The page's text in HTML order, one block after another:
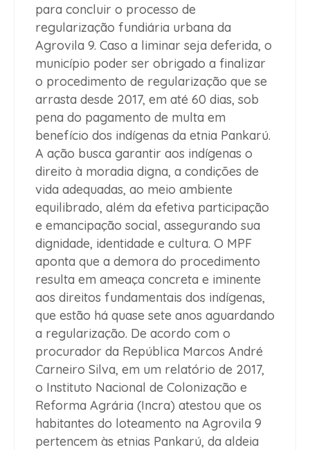
para concluir o processo de
regularização fundiária urbana da
Agrovila 9. Caso a liminar seja deferida, o
município poder ser obrigado a finalizar
o procedimento de regularização que se
arrasta desde 2017, em até 60 dias, sob
pena do pagamento de multa em
benefício dos indígenas da etnia Pankarú.
A ação busca garantir aos indígenas o
direito à moradia digna, a condições de
vida adequadas, ao meio ambiente
equilibrado, além da efetiva participação
e emancipação social, assegurando sua
dignidade, identidade e cultura. O MPF
aponta que a demora do procedimento
resulta em ameaça concreta e iminente
aos direitos fundamentais dos indígenas,
que estão há quase sete anos aguardando
a regularização. De acordo com o
procurador da República Marcos André
Carneiro Silva, em um relatório de 2017,
o Instituto Nacional de Colonização e
Reforma Agrária (Incra) atestou que os
habitantes do loteamento na Agrovila 9
pertencem às etnias Pankarú, da aldeia